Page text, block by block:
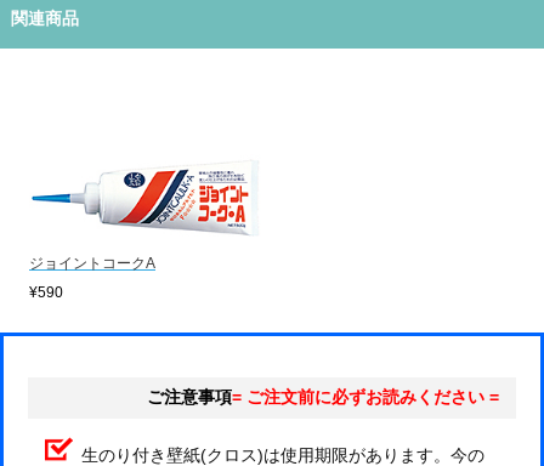
関連商品
ジョイントコークA
¥590
ご注意事項= ご注文前に必ずお読みください =
生のり付き壁紙(クロス)は使用期限があります。今の